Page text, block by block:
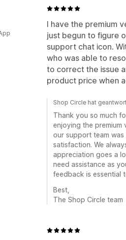
I have the premium
just begun to figure
support chat icon.
who was able to
to correct the issue
product price when
Shop Circle hat
Thank you so much
enjoying the
our support team
satisfaction. We
appreciation goes a
need assistance as
feedback is essential
Best,
The Shop Circle team